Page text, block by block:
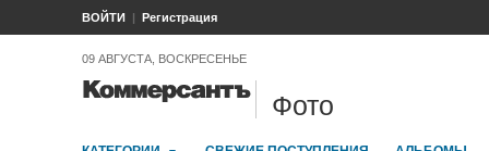
ВОЙТИ Регистрация
09 АВГУСТА, ВОСКРЕСЕНЬЕ
Фото